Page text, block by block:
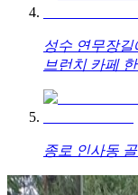
성수 연무장
브런치 카페
종로 인사동